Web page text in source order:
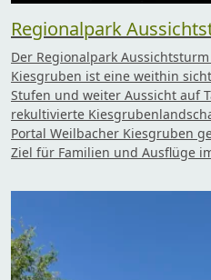
Regionalpark
Der Regionalpark
Kiesgruben ist eine weithin
Stufen und weiter Aussicht auf
rekultivierte
Portal Weilbacher Kiesgruben
Ziel für Familien und Ausflüge